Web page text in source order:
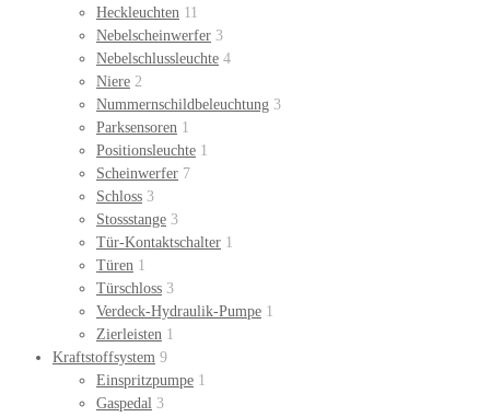
Heckleuchten 11
Nebelscheinwerfer 3
Nebelschlussleuchte 4
Niere 2
Nummernschildbeleuchtung 3
Parksensoren 1
Positionsleuchte 1
Scheinwerfer 7
Schloss 3
Stossstange 3
Tür-Kontaktschalter 1
Türen 1
Türschloss 3
Verdeck-Hydraulik-Pumpe 1
Zierleisten 1
Kraftstoffsystem 9
Einspritzpumpe 1
Gaspedal 3